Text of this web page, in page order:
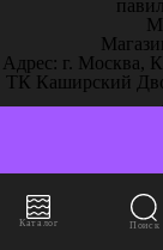
Адрес: г. Москва,
ТК Каширский
24, павильон 3,
ООО
г. Москва,
Каталог Поиск